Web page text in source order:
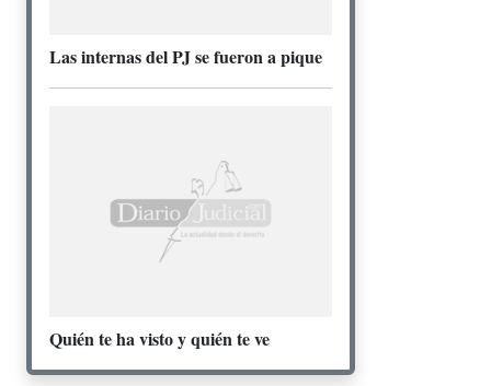
Las internas del PJ se fueron a pique
Quién te ha visto y quién te ve